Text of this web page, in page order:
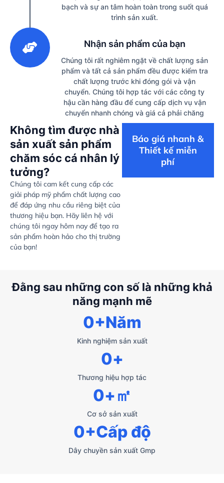
bạch và sự an tâm hoàn toàn trong suốt quá
trình sản xuất.
Nhận sản phẩm của bạn
Chúng tôi rất nghiêm ngặt về chất lượng sản
phẩm và tất cả sản phẩm đều được kiểm tra
chất lượng trước khi đóng gói và vận
chuyển. Chúng tôi hợp tác với các công ty
hậu cần hàng đầu để cung cấp dịch vụ vận
chuyển nhanh chóng và giá cả phải chăng
Không tìm được nhà
sản xuất sản phẩm
chăm sóc cá nhân lý
tưởng?
Chúng tôi cam kết cung cấp các
giải pháp mỹ phẩm chất lượng cao
để đáp ứng nhu cầu riêng biệt của
thương hiệu bạn. Hãy liên hệ với
chúng tôi ngay hôm nay để tạo ra
sản phẩm hoàn hảo cho thị trường
của bạn!
Báo giá nhanh &
Thiết kế miễn
phí
Đằng sau những con số là những khả
năng mạnh mẽ
Kinh nghiệm sản xuất
0+Năm
Thương hiệu hợp tác
0+
Cơ sở sản xuất
0+㎡
Dây chuyền sản xuất Gmp
0+Cấp độ